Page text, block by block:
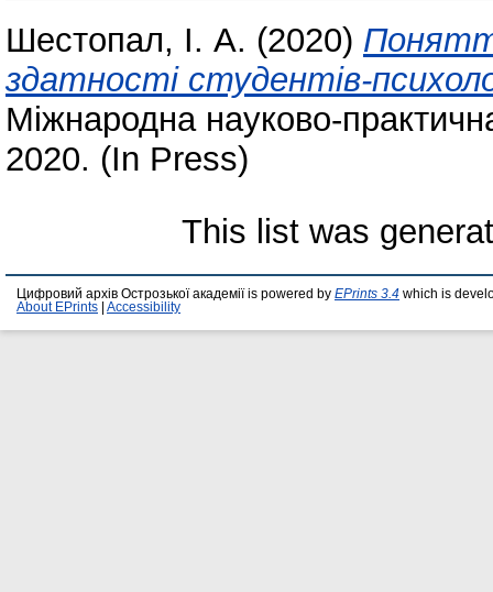
Шестопал, І. А. (2020)
здатності студентів-
Міжнародна науково-
2020. (In Press)
This list was
Цифровий архів Острозької академії is powered by EPrints 3.4 which is
About EPrints
Accessibility